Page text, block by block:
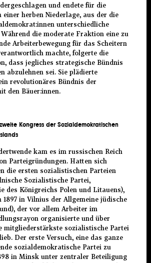
und endete für die
einer herben Niederlage, aus der die
unterschiedliche
Während die moderate Fraktion eine zu
Arbeiterbewegung für das Scheitern
machte, folgerte die
dass jegliches strategische Bündnis
abzulehnen sei. Sie plädierte
revolutionäres Bündnis der
den Bäuer:innen.
Kongress der Sozialdemokratischen
kam es im russischen Reich
Parteigründungen. Hatten sich
die ersten sozialistischen Parteien
Sozialistische Partei,
des Königreichs Polen und Litauens),
1897 in Vilnius der Allgemeine jüdische
der vor allem Arbeiter im
organisierte und über
mitgliederstärkste sozialistische Partei
Der erste Versuch, eine das ganze
sozialdemokratische Partei zu
in Minsk unter zentraler Beteiligung